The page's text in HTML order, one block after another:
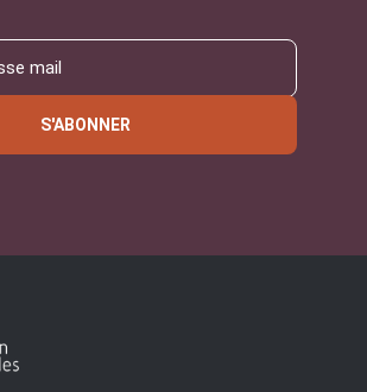
S'ABONNER